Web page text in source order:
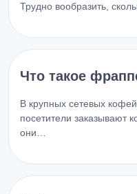
Трудно вообразить,
Что такое
В крупных сетевых
посетители заказывают
они…